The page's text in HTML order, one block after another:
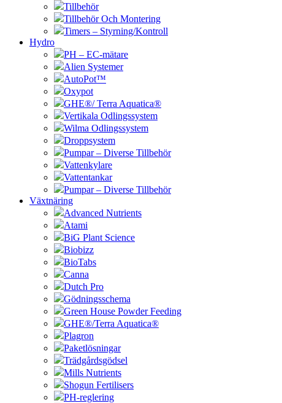
Tillbehör
Tillbehör Och Montering
Timers – Styrning/Kontroll
Hydro
PH – EC-mätare
Alien Systemer
AutoPot™
Oxypot
GHE®/ Terra Aquatica®
Vertikala Odlingssystem
Wilma Odlingssystem
Droppsystem
Pumpar – Diverse Tillbehör
Vattenkylare
Vattentankar
Pumpar – Diverse Tillbehör
Växtnäring
Advanced Nutrients
Atami
BiG Plant Science
Biobizz
BioTabs
Canna
Dutch Pro
Gödningsschema
Green House Powder Feeding
GHE®/Terra Aquatica®
Plagron
Paketlösningar
Trädgårdsgödsel
Mills Nutrients
Shogun Fertilisers
PH-reglering